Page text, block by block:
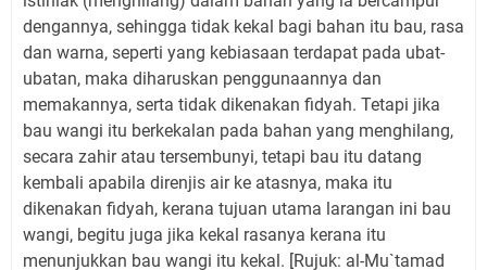
dengannya, sehingga tidak kekal bagi bahan itu bau, rasa
dan warna, seperti yang kebiasaan terdapat pada ubat-
ubatan, maka diharuskan penggunaannya dan
memakannya, serta tidak dikenakan fidyah. Tetapi jika
bau wangi itu berkekalan pada bahan yang menghilang,
secara zahir atau tersembunyi, tetapi bau itu datang
kembali apabila direnjis air ke atasnya, maka itu
dikenakan fidyah, kerana tujuan utama larangan ini bau
wangi, begitu juga jika kekal rasanya kerana itu
menunjukkan bau wangi itu kekal. [Rujuk: al-Mu`tamad